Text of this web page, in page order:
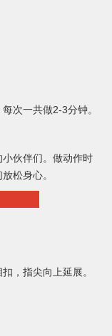
次一共做2-3分钟。
伙伴们。做动作时
松身心。
，指尖向上延展。